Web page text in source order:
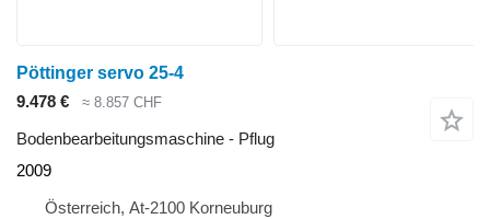
Pöttinger servo 25-4
9.478 €
≈ 8.857 CHF
Bodenbearbeitungsmaschine - Pflug
2009
Österreich, At-2100 Korneuburg